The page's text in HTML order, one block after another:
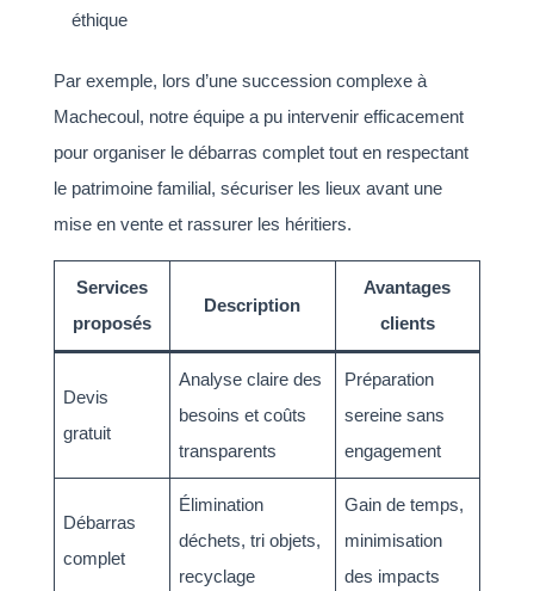
éthique
Par exemple, lors d’une succession complexe à
Machecoul, notre équipe a pu intervenir efficacement
pour organiser le débarras complet tout en respectant
le patrimoine familial, sécuriser les lieux avant une
mise en vente et rassurer les héritiers.
Services
proposés
Description
Avantages
clients
Devis
gratuit
Analyse claire des
besoins et coûts
transparents
Préparation
sereine sans
engagement
Débarras
complet
Élimination
déchets, tri objets,
recyclage
Gain de temps,
minimisation
des impacts